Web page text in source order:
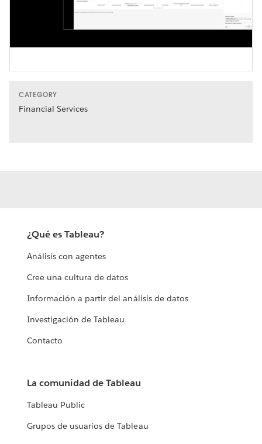
Video
CATEGORY
Financial Services
¿Qué es Tableau?
Análisis con agentes
Cree una cultura de datos
Información a partir del análisis de datos
Investigación de Tableau
Contacto
La comunidad de Tableau
Tableau Public
Grupos de usuarios de Tableau